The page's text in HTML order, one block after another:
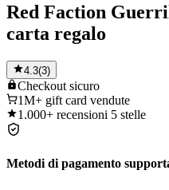
Red Faction
carta regalo
4.3(3)
Checkout sicuro
1M+ gift card vendute
1.000+ recensioni 5 stelle
Metodi di pagamento